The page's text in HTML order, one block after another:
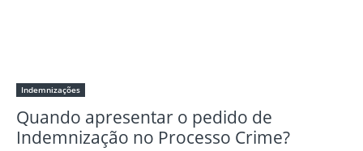
Indemnizações
Quando apresentar o pedido de
Indemnização no Processo Crime?